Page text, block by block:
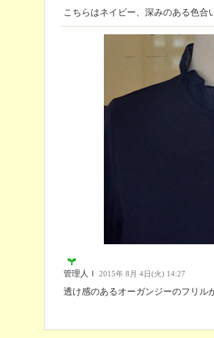
こちらはネイビー、深みのある色合
管理人Ｉ 2015年 8月 4日(火) 14:27
透け感のあるオーガンジーのフリル